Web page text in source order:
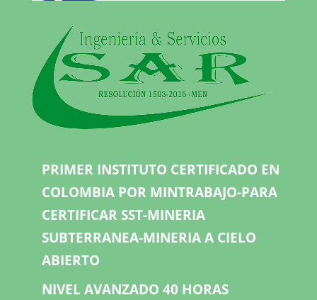
PRIMER INSTITUTO CERTIFICADO EN
COLOMBIA POR MINTRABAJO-PARA
CERTIFICAR SST-MINERIA
SUBTERRANEA-MINERIA A CIELO
ABIERTO
NIVEL AVANZADO 40 HORAS